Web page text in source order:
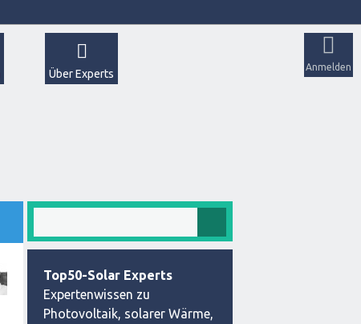
Anmelden
Über Experts
Top50-Solar Experts
Expertenwissen zu
Photovoltaik, solarer Wärme,